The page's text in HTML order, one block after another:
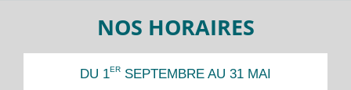
NOS HORAIRES
DU 1ER SEPTEMBRE AU 31 MAI